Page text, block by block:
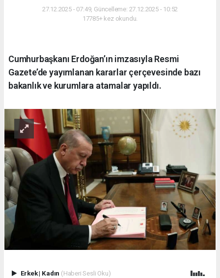
27.12.2025 - 07:49, Güncelleme: 27.12.2025 - 10:52
17785+ kez okundu.
Cumhurbaşkanı Erdoğan’ın imzasıyla Resmi
Gazete’de yayımlanan kararlar çerçevesinde bazı
bakanlık ve kurumlara atamalar yapıldı.
Erkek| Kadın (Haberi Sesli Oku)